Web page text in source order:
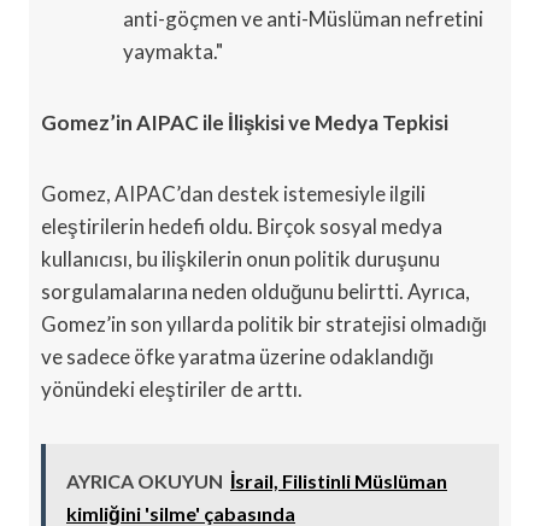
anti-göçmen ve anti-Müslüman nefretini
yaymakta."
Gomez’in AIPAC ile İlişkisi ve Medya Tepkisi
Gomez, AIPAC’dan destek istemesiyle ilgili
eleştirilerin hedefi oldu. Birçok sosyal medya
kullanıcısı, bu ilişkilerin onun politik duruşunu
sorgulamalarına neden olduğunu belirtti. Ayrıca,
Gomez’in son yıllarda politik bir stratejisi olmadığı
ve sadece öfke yaratma üzerine odaklandığı
yönündeki eleştiriler de arttı.
AYRICA OKUYUN İsrail, Filistinli Müslüman
kimliğini 'silme' çabasında